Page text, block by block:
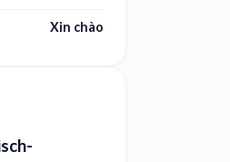
Xin chào